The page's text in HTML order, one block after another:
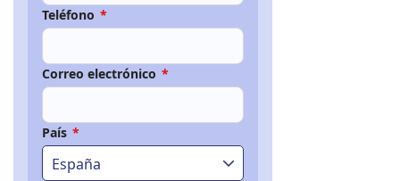
Teléfono *
Correo electrónico *
País *
España